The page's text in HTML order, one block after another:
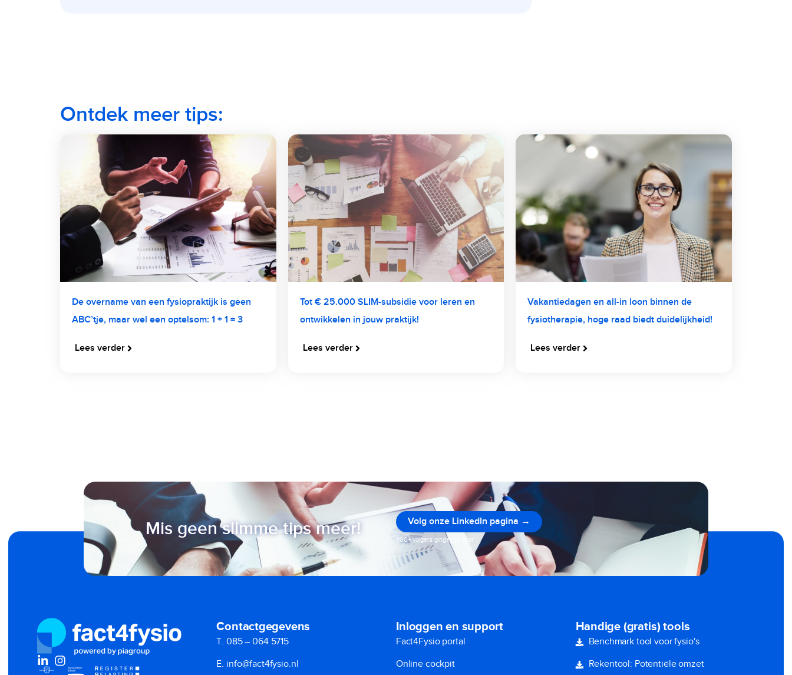
Ontdek meer tips:
De overname van een fysiopraktijk is geen
ABC’tje, maar wel een optelsom: 1 + 1 = 3
Lees verder
Tot € 25.000 SLIM-subsidie voor leren en
ontwikkelen in jouw praktijk!
Lees verder
Vakantiedagen en all-in loon binnen de
fysiotherapie, hoge raad biedt duidelijkheid!
Lees verder
Mis geen slimme tips meer! Volg onze LinkedIn pagina →
800+ volgers gingen je voor
Contactgegevens
T. 085 – 064 5715
E. info@fact4fysio.nl
Inloggen en support
Fact4Fysio portal
Online cockpit
Handige (gratis) tools
Benchmark tool voor fysio's
Rekentool: Potentiële omzet